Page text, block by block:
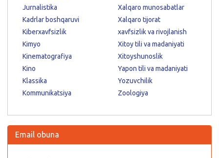
Jurnalistika
Kadrlar boshqaruvi
Kiberxavfsizlik
Kimyo
Kinematografiya
Kino
Klassika
Kommunikatsiya
Xalqaro munosabatlar
Xalqaro tijorat
xavfsizlik va rivojlanish
Xitoy tili va madaniyati
Xitoyshunoslik
Yapon tili va madaniyati
Yozuvchilik
Zoologiya
Email obuna